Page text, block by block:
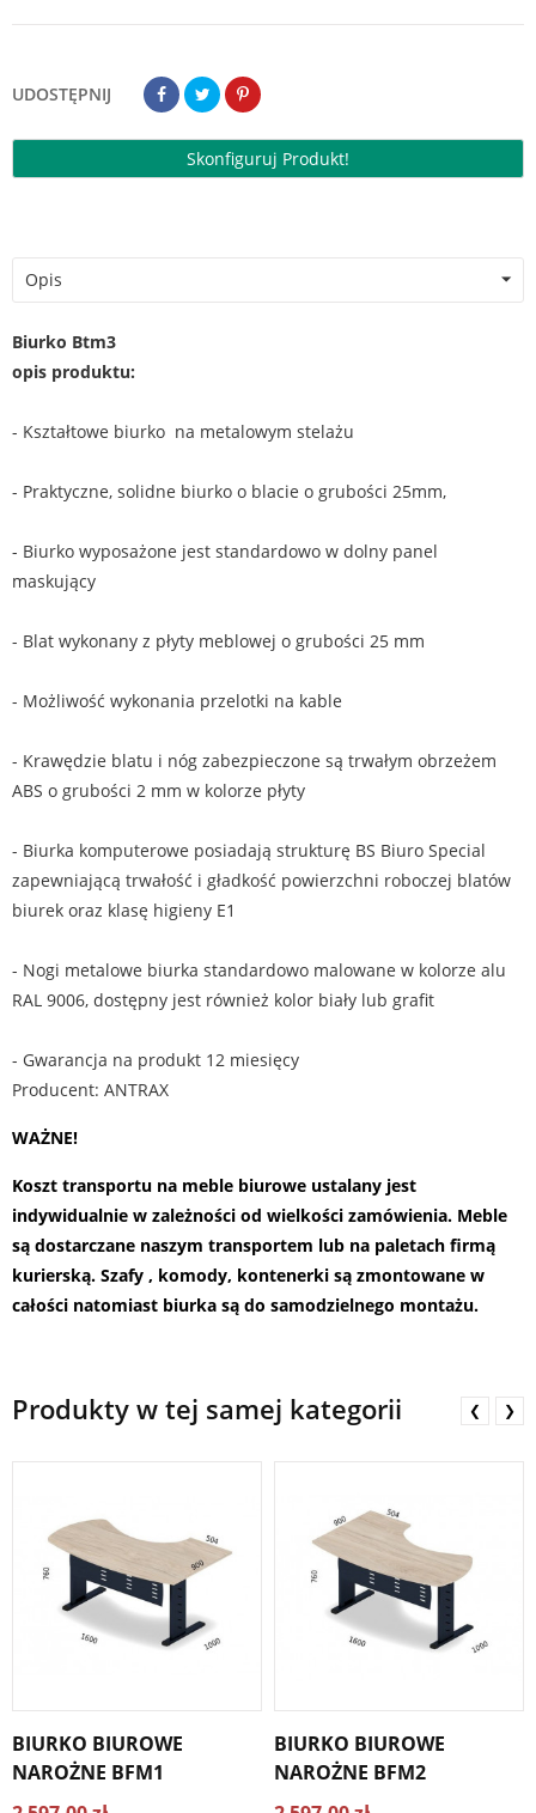
UDOSTĘPNIJ
Skonfiguruj Produkt!
Opis
Biurko Btm3
opis produktu:
- Kształtowe biurko na metalowym stelażu
- Praktyczne, solidne biurko o blacie o grubości 25mm,
- Biurko wyposażone jest standardowo w dolny panel
maskujący
- Blat wykonany z płyty meblowej o grubości 25 mm
- Możliwość wykonania przelotki na kable
- Krawędzie blatu i nóg zabezpieczone są trwałym obrzeżem
ABS o grubości 2 mm w kolorze płyty
- Biurka komputerowe posiadają strukturę BS Biuro Special
zapewniającą trwałość i gładkość powierzchni roboczej blatów
biurek oraz klasę higieny E1
- Nogi metalowe biurka standardowo malowane w kolorze alu
RAL 9006, dostępny jest również kolor biały lub grafit
- Gwarancja na produkt 12 miesięcy
Producent: ANTRAX
WAŻNE!
Koszt transportu na meble biurowe ustalany jest
indywidualnie w zależności od wielkości zamówienia. Meble
są dostarczane naszym transportem lub na paletach firmą
kurierską. Szafy , komody, kontenerki są zmontowane w
całości natomiast biurka są do samodzielnego montażu.
Produkty w tej samej kategorii
BIURKO BIUROWE
NAROŻNE BFM1
BIURKO BIUROWE
NAROŻNE BFM2
❮ ❯